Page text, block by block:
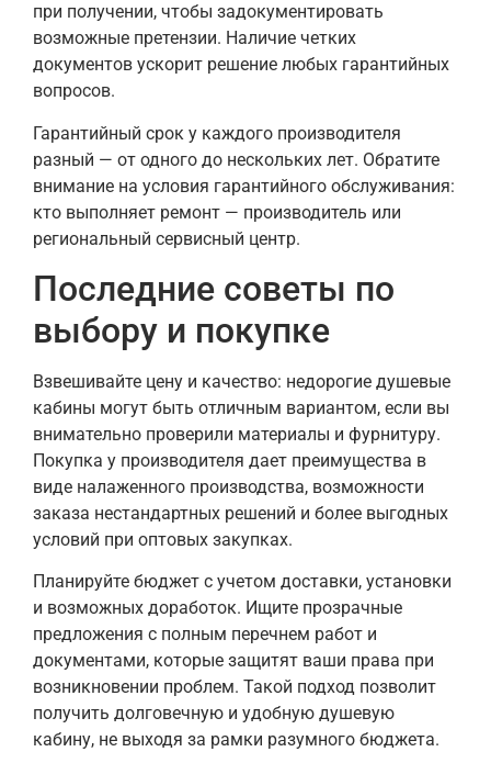
при получении, чтобы задокументировать
возможные претензии. Наличие четких
документов ускорит решение любых гарантийных
вопросов.
Гарантийный срок у каждого производителя
разный — от одного до нескольких лет. Обратите
внимание на условия гарантийного обслуживания:
кто выполняет ремонт — производитель или
региональный сервисный центр.
Последние советы по
выбору и покупке
Взвешивайте цену и качество: недорогие душевые
кабины могут быть отличным вариантом, если вы
внимательно проверили материалы и фурнитуру.
Покупка у производителя дает преимущества в
виде налаженного производства, возможности
заказа нестандартных решений и более выгодных
условий при оптовых закупках.
Планируйте бюджет с учетом доставки, установки
и возможных доработок. Ищите прозрачные
предложения с полным перечнем работ и
документами, которые защитят ваши права при
возникновении проблем. Такой подход позволит
получить долговечную и удобную душевую
кабину, не выходя за рамки разумного бюджета.